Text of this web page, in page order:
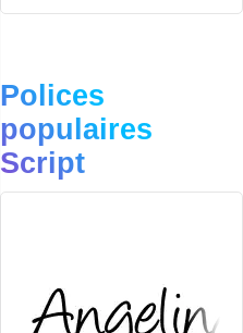
Polices
populaires
Script